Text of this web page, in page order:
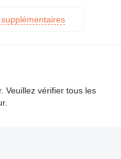
Veuillez vérifier tous les